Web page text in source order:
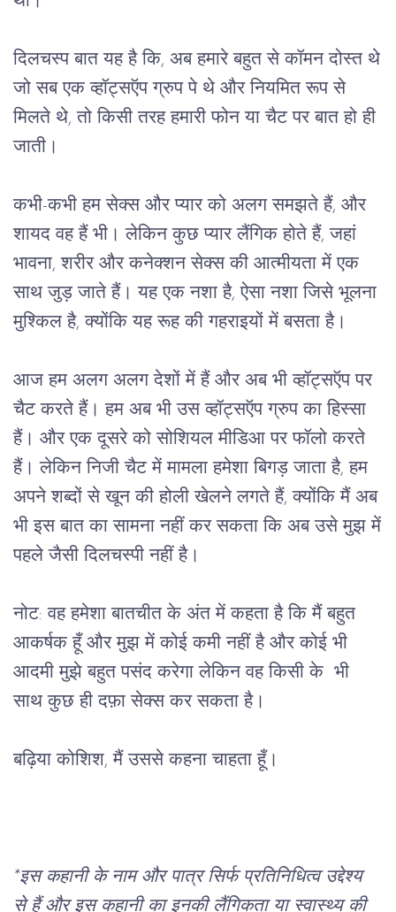
दिलचस्प बात यह है कि, अब हमारे बहुत से कॉमन दोस्त थे
जो सब एक व्हॉट्सऍप ग्रुप पे थे और नियमित रूप से
मिलते थे, तो किसी तरह हमारी फोन या चैट पर बात हो ही
जाती।
कभी-कभी हम सेक्स और प्यार को अलग समझते हैं, और
शायद वह हैं भी। लेकिन कुछ प्यार लैंगिक होते हैं, जहां
भावना, शरीर और कनेक्शन सेक्स की आत्मीयता में एक
साथ जुड़ जाते हैं। यह एक नशा है, ऐसा नशा जिसे भूलना
मुश्किल है, क्योंकि यह रूह की गहराइयों में बसता है।
आज हम अलग अलग देशों में हैं और अब भी व्हॉट्सऍप पर
चैट करते हैं। हम अब भी उस व्हॉट्सऍप ग्रुप का हिस्सा
हैं। और एक दूसरे को सोशियल मीडिआ पर फॉलो करते
हैं। लेकिन निजी चैट में मामला हमेशा बिगड़ जाता है, हम
अपने शब्दों से खून की होली खेलने लगते हैं, क्योंकि मैं अब
भी इस बात का सामना नहीं कर सकता कि अब उसे मुझ में
पहले जैसी दिलचस्पी नहीं है।
नोट: वह हमेशा बातचीत के अंत में कहता है कि मैं बहुत
आकर्षक हूँ और मुझ में कोई कमी नहीं है और कोई भी
आदमी मुझे बहुत पसंद करेगा लेकिन वह किसी के भी
साथ कुछ ही दफ़ा सेक्स कर सकता है।
बढ़िया कोशिश, मैं उससे कहना चाहता हूँ।
*इस कहानी के नाम और पात्र सिर्फ प्रतिनिधित्व उद्देश्य
से हैं और इस कहानी का इनकी लैंगिकता या स्वास्थ्य की